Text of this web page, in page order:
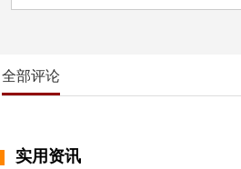
全部评论
实用资讯